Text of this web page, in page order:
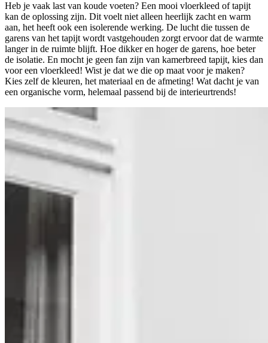
Heb je vaak last van koude voeten? Een mooi vloerkleed of tapijt
kan de oplossing zijn. Dit voelt niet alleen heerlijk zacht en warm
aan, het heeft ook een isolerende werking. De lucht die tussen de
garens van het tapijt wordt vastgehouden zorgt ervoor dat de warmte
langer in de ruimte blijft. Hoe dikker en hoger de garens, hoe beter
de isolatie. En mocht je geen fan zijn van kamerbreed tapijt, kies dan
voor een vloerkleed! Wist je dat we die op maat voor je maken?
Kies zelf de kleuren, het materiaal en de afmeting! Wat dacht je van
een organische vorm, helemaal passend bij de interieurtrends!